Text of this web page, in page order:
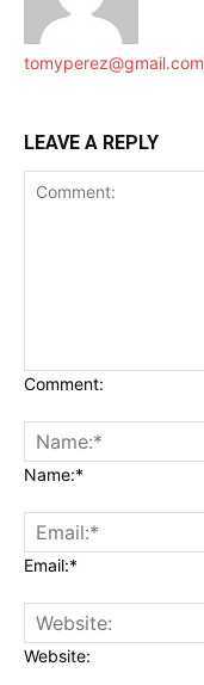
tomyperez@gmail.com
LEAVE A REPLY
Comment:
Name:*
Email:*
Website: